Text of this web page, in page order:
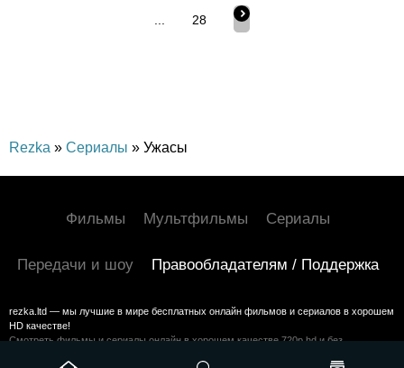
28
Rezka » Сериалы » Ужасы
Фильмы Мультфильмы Сериалы
Передачи и шоу Правообладателям / Поддержка
rezka.ltd — мы лучшие в мире бесплатных онлайн фильмов и сериалов в хорошем
HD качестве!
Смотреть фильмы и сериалы онлайн в хорошем качестве 720p hd и без